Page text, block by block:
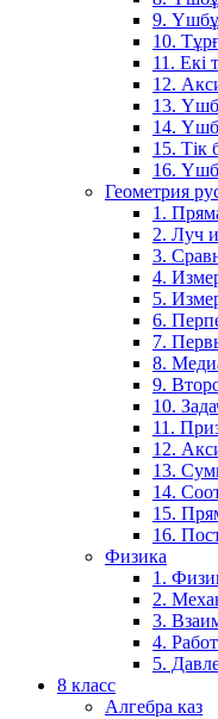
9.
10.
11. Екі
12.
13.
14.
15.
16.
Геометрия
1.
2. Луч
3.
4.
5.
6.
7.
8.
9.
10.
11.
12.
13.
14.
15.
16.
Физика
1.
2.
3.
4.
5.
8 класс
Алгебра каз